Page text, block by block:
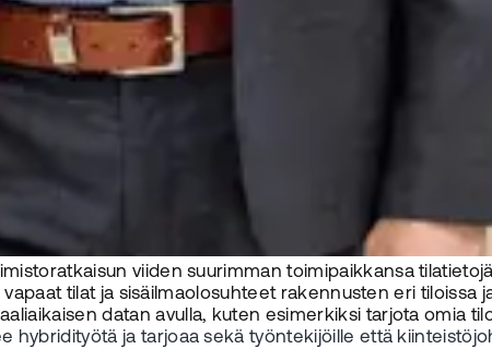
viiden suurimman toimipaikkansa
tilat ja sisäilmaolosuhteet rakennusten eri
datan avulla, kuten esimerkiksi tarjota omia
hybridityötä ja tarjoaa sekä työntekijöille että